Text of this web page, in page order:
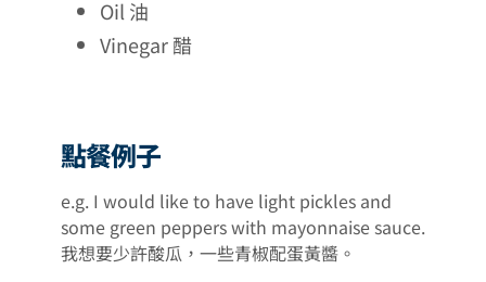
Oil 油
Vinegar 醋
點餐例子
e.g. I would like to have light pickles and
some green peppers with mayonnaise sauce.
我想要少許酸瓜，一些青椒配蛋黃醬。